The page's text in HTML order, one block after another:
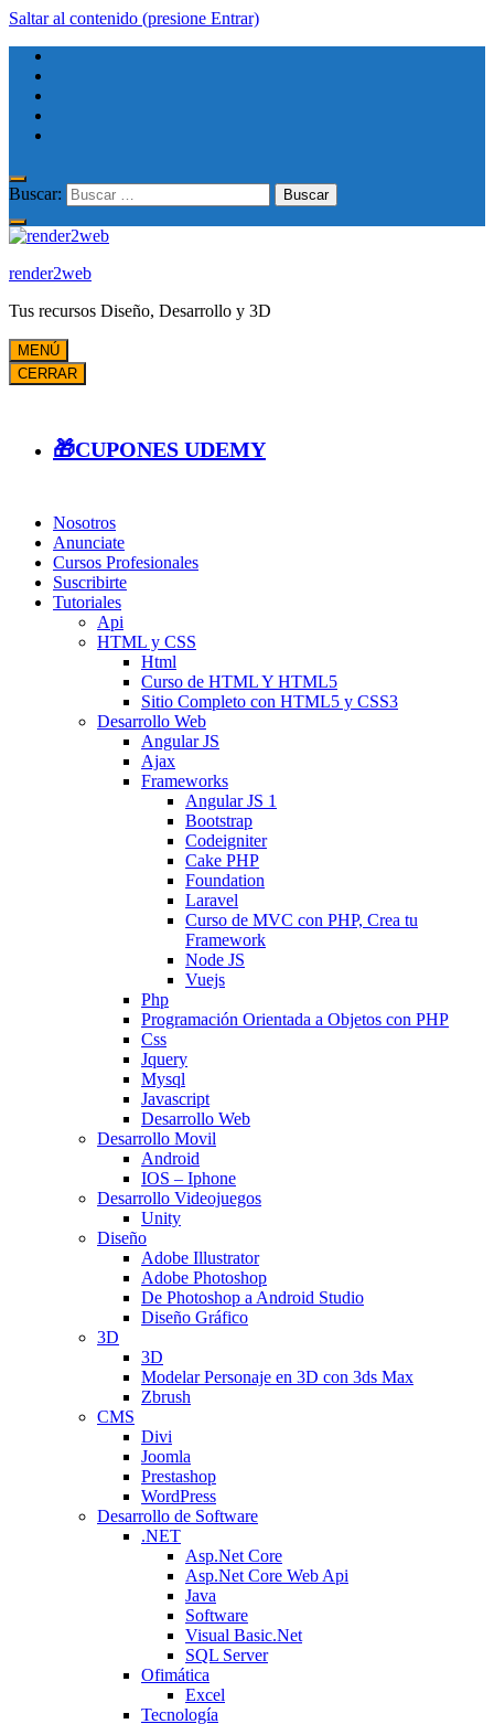
Saltar al contenido (presione Entrar)
Buscar:
render2web
Tus recursos Diseño, Desarrollo y 3D
MENÚ
CERRAR
🎁CUPONES UDEMY
Nosotros
Anunciate
Cursos Profesionales
Suscribirte
Tutoriales
Api
HTML y CSS
Html
Curso de HTML Y HTML5
Sitio Completo con HTML5 y CSS3
Desarrollo Web
Angular JS
Ajax
Frameworks
Angular JS 1
Bootstrap
Codeigniter
Cake PHP
Foundation
Laravel
Curso de MVC con PHP, Crea tu
Framework
Node JS
Vuejs
Php
Programación Orientada a Objetos con PHP
Css
Jquery
Mysql
Javascript
Desarrollo Web
Desarrollo Movil
Android
IOS – Iphone
Desarrollo Videojuegos
Unity
Diseño
Adobe Illustrator
Adobe Photoshop
De Photoshop a Android Studio
Diseño Gráfico
3D
3D
Modelar Personaje en 3D con 3ds Max
Zbrush
CMS
Divi
Joomla
Prestashop
WordPress
Desarrollo de Software
.NET
Asp.Net Core
Asp.Net Core Web Api
Java
Software
Visual Basic.Net
SQL Server
Ofimática
Excel
Tecnología